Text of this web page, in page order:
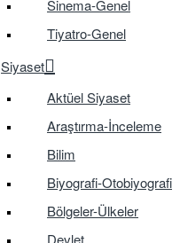
Sinema-Genel
Tiyatro-Genel
Siyaset
Aktüel Siyaset
Araştırma-İnceleme
Bilim
Biyografi-Otobiyografi
Bölgeler-Ülkeler
Devlet